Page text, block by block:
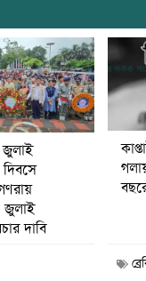
জুলাই
জুলাই
দাবি